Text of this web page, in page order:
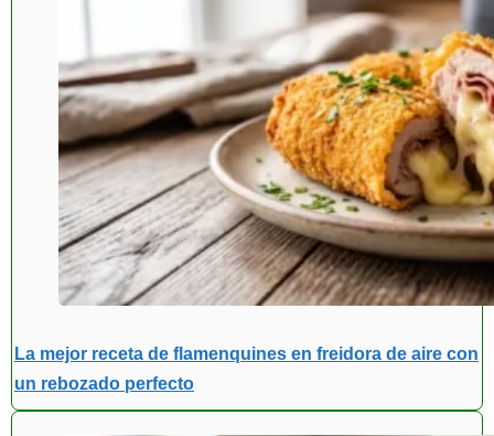
La mejor receta de flamenquines en freidora de aire con
un rebozado perfecto